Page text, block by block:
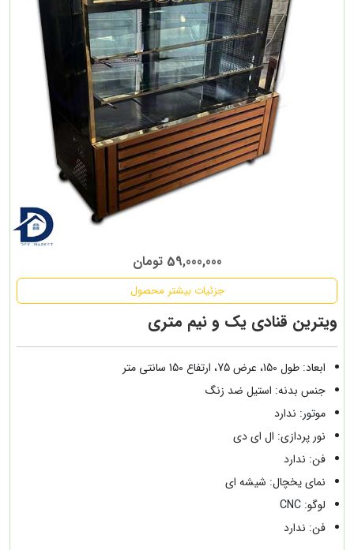
59,000,000 تومان
جزئیات بیشتر محصول
ویترین قنادی یک و نیم متری
ابعاد: طول 150، عرض 75، ارتفاع 150 سانتی متر
جنس بدنه: استیل ضد زنگ
موتور: ندارد
نور پردازی: ال ای دی
فن: ندارد
نمای یخچال: شیشه ای
لوگو: CNC
فن: ندارد